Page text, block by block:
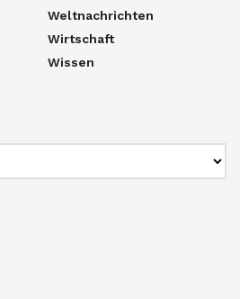
Weltnachrichten
Wirtschaft
Wissen